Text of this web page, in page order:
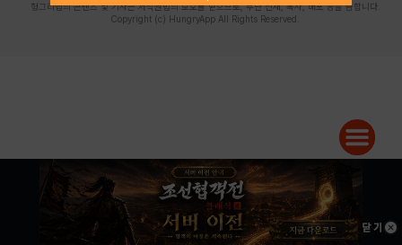
헝그리앱의 콘텐츠 및 기사는 저작권법의 보호를 받으므로, 무단 전재, 복사, 배포 등을 금합니다.
Copyright (c) HungryApp All Rights Reserved.